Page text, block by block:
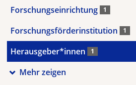
Forschungseinrichtung 1
Forschungsförderinstitution 1
Herausgeber*innen 1
Mehr zeigen